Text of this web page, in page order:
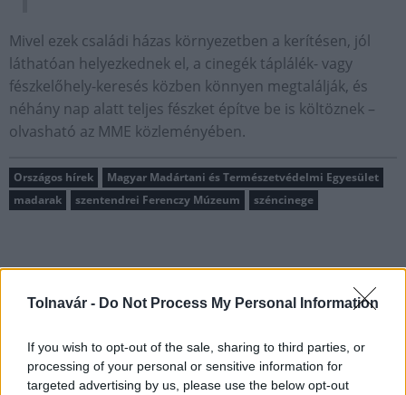
Tolnavár - Do Not Process My Personal Information
If you wish to opt-out of the sale, sharing to third parties, or
processing of your personal or sensitive information for
targeted advertising by us, please use the below opt-out
Mivel ezek családi házas környezetben a kerítésen, jól
láthatóan helyezkednek el, a cinegék táplálék- vagy
fészkelőhely-keresés közben könnyen megtalálják, és
néhány nap alatt teljes fészket építve be is költöznek –
olvasható az MME közleményében.
Országos hírek
Magyar Madártani és Természetvédelmi Egyesület
madarak
szentendrei Ferenczy Múzeum széncinege
Országos hírek